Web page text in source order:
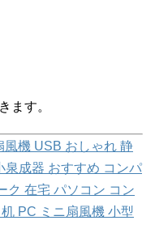
ます。
風機 USB おしゃれ 静
泉成器 おすすめ コンパ
ク 在宅 パソコン コン
PC ミニ扇風機 小型